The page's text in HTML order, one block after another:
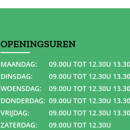
OPENINGSUREN
MAANDAG:
09.00U TOT 12.30U
DINSDAG:
09.00U TOT 12.30U
WOENSDAG:
09.00U TOT 12.30U
DONDERDAG: 09.00U TOT 12.30U
VRIJDAG:
09.00U TOT 12.30U
ZATERDAG:
09.00U TOT 12.30U